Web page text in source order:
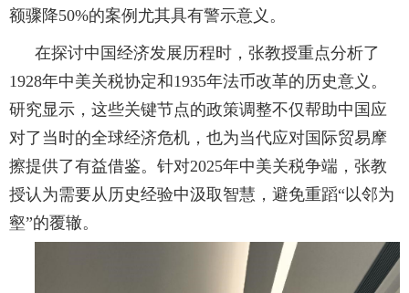
额骤降50%的案例尤其具有警示意义。
在探讨中国经济发展历程时，张教授重点分析了
1928年中美关税协定和1935年法币改革的历史意义。
研究显示，这些关键节点的政策调整不仅帮助中国应
对了当时的全球经济危机，也为当代应对国际贸易摩
擦提供了有益借鉴。针对2025年中美关税争端，张教
授认为需要从历史经验中汲取智慧，避免重蹈“以邻为
壑”的覆辙。